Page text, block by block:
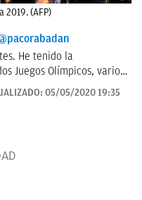
2019. (AFP)
He tenido la
Juegos Olímpicos, varios
y algún que otro
Gasol. De Córdoba y sin
05/05/2020 19:35